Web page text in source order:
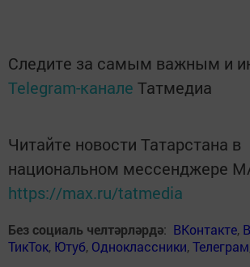
Следите за самым важным и
Telegram-канале Татмедиа
Читайте новости Татарстана в
национальном мессенджере
https://max.ru/tatmedia
Без социаль челтәрләрдә: ВКонтакте,
ТикТок, Ютуб, Одноклассники,Телеграм